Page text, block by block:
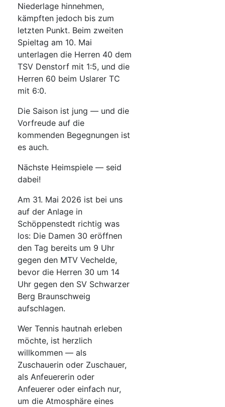
Niederlage hinnehmen,
kämpften jedoch bis zum
letzten Punkt. Beim zweiten
Spieltag am 10. Mai
unterlagen die Herren 40 dem
TSV Denstorf mit 1:5, und die
Herren 60 beim Uslarer TC
mit 6:0.
Die Saison ist jung — und die
Vorfreude auf die
kommenden Begegnungen ist
es auch.
Nächste Heimspiele — seid
dabei!
Am 31. Mai 2026 ist bei uns
auf der Anlage in
Schöppenstedt richtig was
los: Die Damen 30 eröffnen
den Tag bereits um 9 Uhr
gegen den MTV Vechelde,
bevor die Herren 30 um 14
Uhr gegen den SV Schwarzer
Berg Braunschweig
aufschlagen.
Wer Tennis hautnah erleben
möchte, ist herzlich
willkommen — als
Zuschauerin oder Zuschauer,
als Anfeuererin oder
Anfeuerer oder einfach nur,
um die Atmosphäre eines